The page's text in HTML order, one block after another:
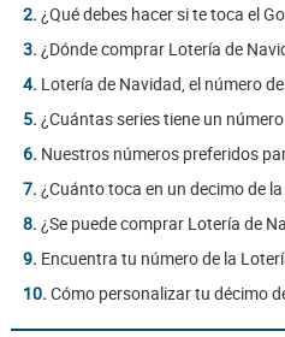
2. ¿Qué debes hacer si te toca el
3. ¿Dónde comprar Lotería de
4. Lotería de Navidad, el número
5. ¿Cuántas series tiene un
6. Nuestros números preferidos
7. ¿Cuánto toca en un decimo de
8. ¿Se puede comprar Lotería de
9. Encuentra tu número de la
10. Cómo personalizar tu décimo